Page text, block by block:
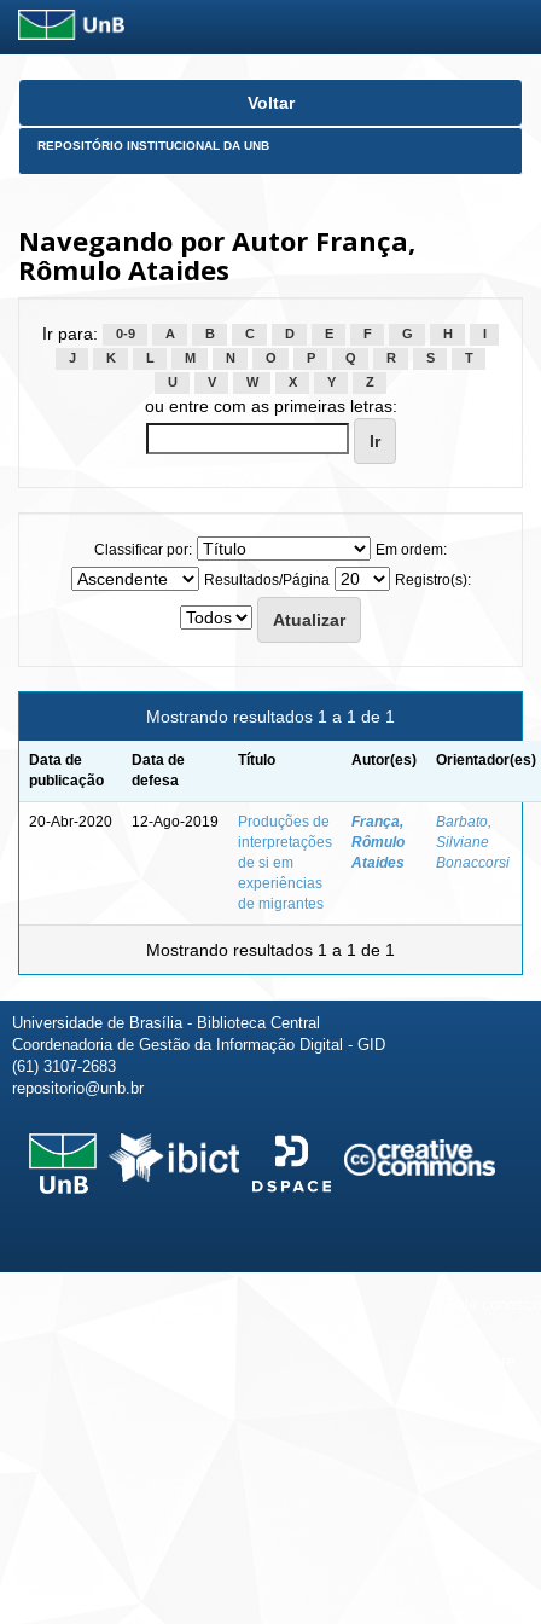
Skip
Voltar
REPOSITÓRIO INSTITUCIONAL DA UNB
Navegando por Autor França,
Rômulo Ataides
Ir para: 0-9 A B C D E F G H
J
K L M N O P Q R S
T
U
V W X Y Z
ou entre com as primeiras letras:
Classificar por:
Em ordem:
Resultados/Página
Registro(s):
Mostrando resultados 1 a 1 de 1
Data de
publicação
Data de
defesa
Título Autor(es) Orientador(es)
20-Abr-2020 12-Ago-2019
Produções de
interpretações
de si em
experiências
de migrantes
França,
Rômulo
Ataides
Barbato,
Silviane
Bonaccorsi
Mostrando resultados 1 a 1 de 1
Universidade de Brasília - Biblioteca Central
Coordenadoria de Gestão da Informação Digital - GID
(61) 3107-2683
repositorio@unb.br